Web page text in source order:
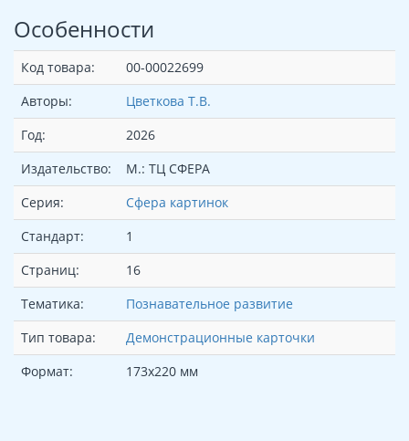
Особенности
Код товара:
00-00022699
Авторы:
Цветкова Т.В.
Год:
2026
Издательство:
М.: ТЦ СФЕРА
Серия:
Сфера картинок
Стандарт:
1
Страниц:
16
Тематика:
Познавательное развитие
Тип товара:
Демонстрационные карточки
Формат:
173х220 мм